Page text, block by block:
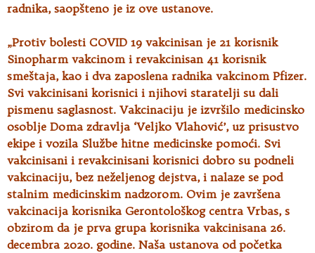
radnika, saopšteno je iz ove ustanove.
„Protiv bolesti COVID 19 vakcinisan je 21 korisnik
Sinopharm vakcinom i revakcinisan 41 korisnik
smeštaja, kao i dva zaposlena radnika vakcinom Pfizer.
Svi vakcinisani korisnici i njihovi staratelji su dali
pismenu saglasnost. Vakcinaciju je izvršilo medicinsko
osoblje Doma zdravlja ‘Veljko Vlahović’, uz prisustvo
ekipe i vozila Službe hitne medicinske pomoći. Svi
vakcinisani i revakcinisani korisnici dobro su podneli
vakcinaciju, bez neželjenog dejstva, i nalaze se pod
stalnim medicinskim nadzorom. Ovim je završena
vakcinacija korisnika Gerontološkog centra Vrbas, s
obzirom da je prva grupa korisnika vakcinisana 26.
decembra 2020. godine. Naša ustanova od početka